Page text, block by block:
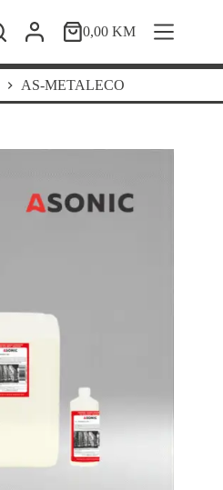
Shopping
0,00KM
AS-METALECO